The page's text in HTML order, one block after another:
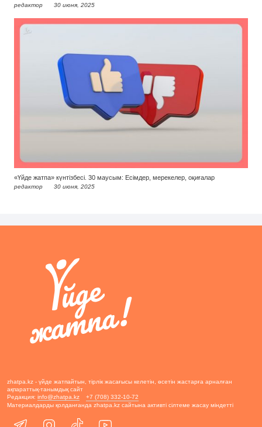
редактор 30 июня, 2025
«Үйде жатпа» күнтізбесі. 30 маусым: Есімдер, мерекелер, оқиғалар
редактор 30 июня, 2025
zhatpa.kz - үйде жатпайтын, тірлік жасағысы келетін, өсетін жастарға арналған
ақпараттық-танымдық сайт
Редакция: info@zhatpa.kz
+7 (708) 332-10-72
Материалдарды қолданғанда zhatpa.kz сайтына активті сілтеме жасау міндетті